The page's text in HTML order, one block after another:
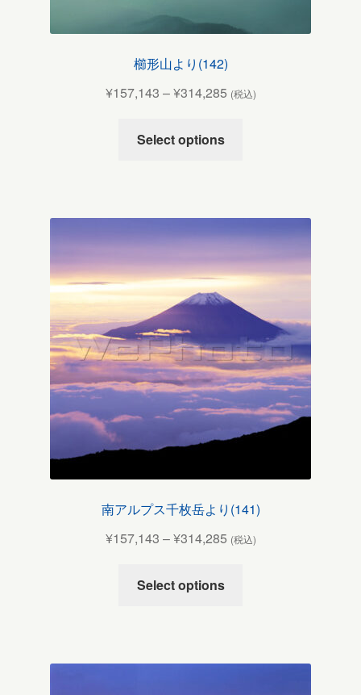
櫛形山より(142)
¥157,143 –¥314,285 (税込)
Select options
南アルプス千枚岳より(141)
¥157,143 –¥314,285 (税込)
Select options